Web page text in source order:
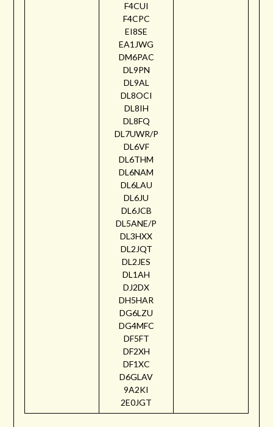
F4CUI
F4CPC
EI8SE
EA1JWG
DM6PAC
DL9PN
DL9AL
DL8OCI
DL8IH
DL8FQ
DL7UWR/P
DL6VF
DL6THM
DL6NAM
DL6LAU
DL6JU
DL6JCB
DL5ANE/P
DL3HXX
DL2JQT
DL2JES
DL1AH
DJ2DX
DH5HAR
DG6LZU
DG4MFC
DF5FT
DF2XH
DF1XC
D6GLAV
9A2KI
2E0JGT